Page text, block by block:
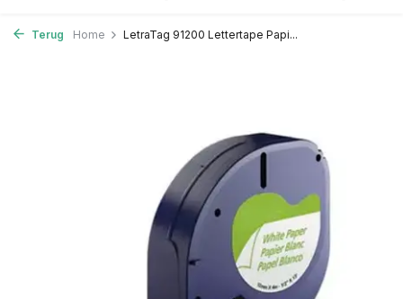
Terug Home LetraTag 91200 Lettertape Papi...